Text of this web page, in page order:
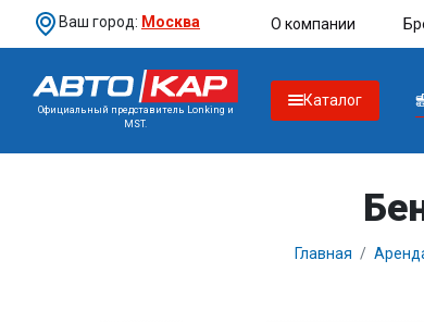
Ваш город: Москва О компании
Официальный представитель Lonking и
MST.
Каталог
Главная